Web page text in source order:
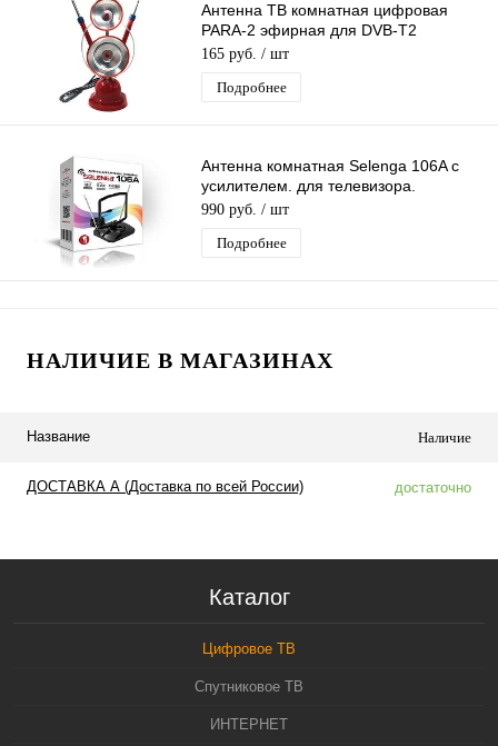
Антенна ТВ комнатная цифровая
PARA-2 эфирная для DVB-T2
телевидения
165 руб. / шт
Подробнее
Антенна комнатная Selenga 106A с
усилителем. для телевизора.
активная. для дома. для дачи
990 руб. / шт
Подробнее
НАЛИЧИЕ В МАГАЗИНАХ
Название Наличие
ДОСТАВКА А (Доставка по всей России) достаточно
Каталог
Цифровое ТВ
Спутниковое ТВ
ИНТЕРНЕТ